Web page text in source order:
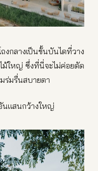
งกลางเป็นขั้นบันไดที่วาง
ม้ใหญ่ ซึ่งที่นี่จะไม่ค่อยตัด
ร่มรื่นสบายตา
นแสนกว้างใหญ่